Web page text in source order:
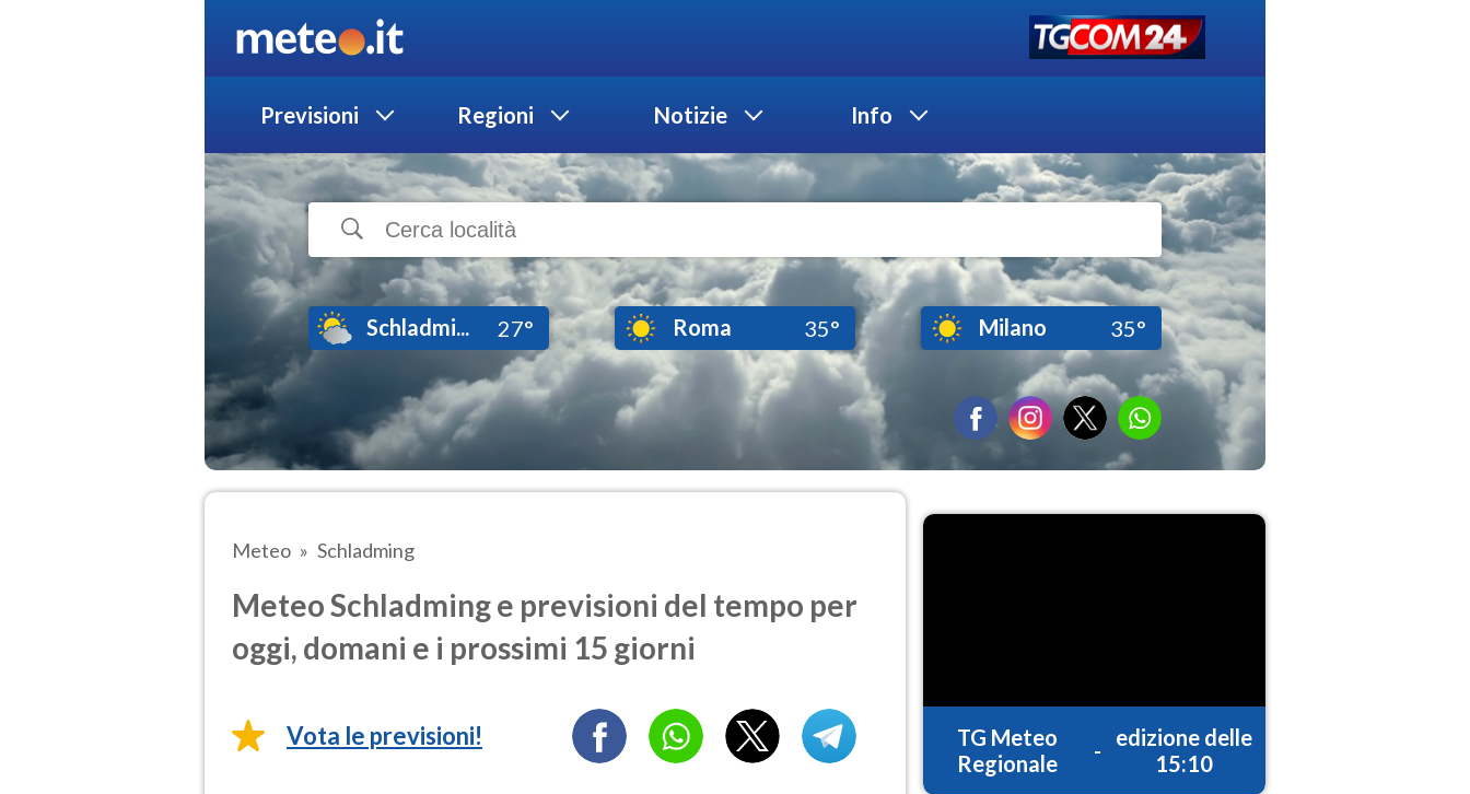
Previsioni Regioni Notizie Info
Schladmi... 27° Roma 35° Milano 35°
Meteo Schladming
Meteo Schladming e previsioni del tempo per
oggi, domani e i prossimi 15 giorni
Vota le previsioni!
TG Meteo
Regionale
-
edizione delle
15:10